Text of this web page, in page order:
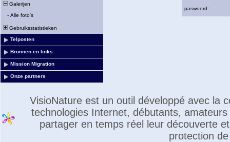
Galerijen
- Alle foto's
Gebruiksstatistieken
Telposten
Bronnen en links
Mission Migration
Onze partners
paswoord :
VisioNature est un outil développé avec la
technologies Internet, débutants,
partager en temps réel leur découverte
protection